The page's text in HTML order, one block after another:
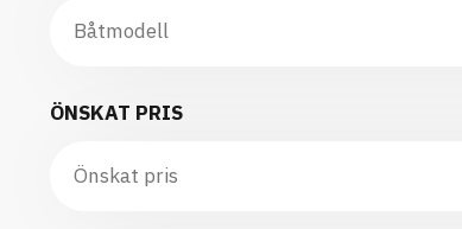
ÖNSKAT PRIS